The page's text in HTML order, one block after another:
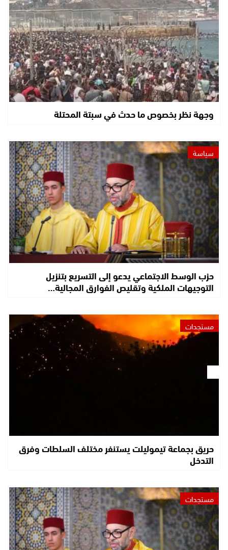
وجهة نظر بخصوص ما حدث في سبتة المحتلة
سياسة
حزب الوسط الاجتماعي يدعو إلى التسريع بتنزيل
التوجيهات الملكية وتقليص الفوارق المجالية…
مستجدات
حريق بجماعة تيموليلت يستنفر مختلف السلطات وفرق
التدخل
مستجدات